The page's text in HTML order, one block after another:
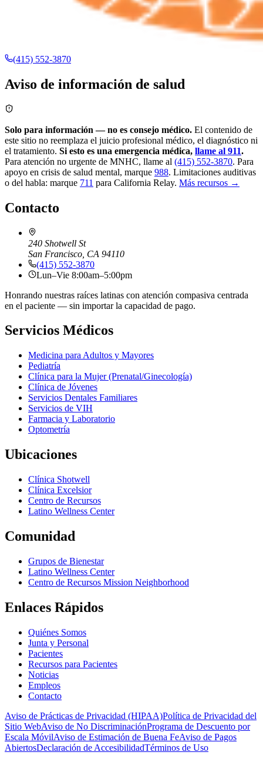
(415) 552-3870
Aviso de información de salud
Solo para información — no es consejo médico. El contenido de
este sitio no reemplaza el juicio profesional médico, el diagnóstico ni
el tratamiento. Si esto es una emergencia médica, llame al 911.
Para atención no urgente de MNHC, llame al (415) 552-3870. Para
apoyo en crisis de salud mental, marque 988. Limitaciones auditivas
o del habla: marque 711 para California Relay. Más recursos →
Contacto
240 Shotwell St
San Francisco, CA 94110
(415) 552-3870
Lun–Vie 8:00am–5:00pm
Honrando nuestras raíces latinas con atención compasiva centrada
en el paciente — sin importar la capacidad de pago.
Servicios Médicos
Medicina para Adultos y Mayores
Pediatría
Clínica para la Mujer (Prenatal/Ginecología)
Clínica de Jóvenes
Servicios Dentales Familiares
Servicios de VIH
Farmacia y Laboratorio
Optometría
Ubicaciones
Clínica Shotwell
Clínica Excelsior
Centro de Recursos
Latino Wellness Center
Comunidad
Grupos de Bienestar
Latino Wellness Center
Centro de Recursos Mission Neighborhood
Enlaces Rápidos
Quiénes Somos
Junta y Personal
Pacientes
Recursos para Pacientes
Noticias
Empleos
Contacto
Aviso de Prácticas de Privacidad (HIPAA)Política de Privacidad del
Sitio WebAviso de No DiscriminaciónPrograma de Descuento por
Escala MóvilAviso de Estimación de Buena FeAviso de Pagos
AbiertosDeclaración de AccesibilidadTérminos de Uso